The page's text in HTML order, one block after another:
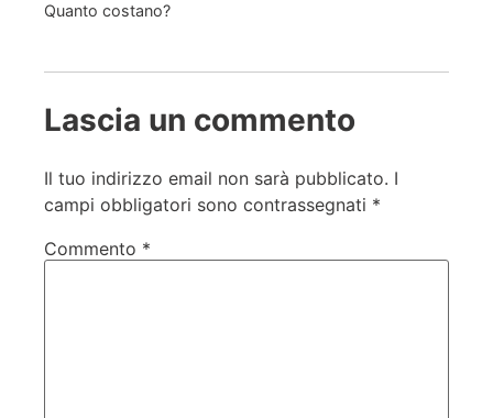
Quanto costano?
Lascia un commento
Il tuo indirizzo email non sarà pubblicato. I
campi obbligatori sono contrassegnati *
Commento *